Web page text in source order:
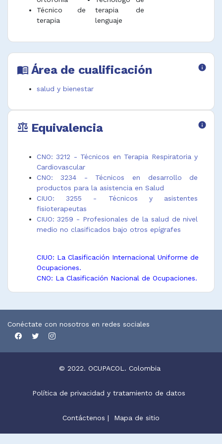
tratamiento respiratorio como oxígeno, aire
humidificado o medicamentos.
Técnico de
terapia
terapia de
lenguaje
menu_book Área de cualificación info
salud y bienestar
balance Equivalencia info
CNO: 3212 - Técnicos en Terapia Respiratoria y
Cardiovascular
CNO: 3234 - Técnicos en desarrollo de
productos para la asistencia en Salud
CIUO: 3255 - Técnicos y asistentes
fisioterapeutas
CIUO: 3259 - Profesionales de la salud de nivel
medio no clasificados bajo otros epígrafes
CIUO: La Clasificación Internacional Uniforme de
Ocupaciones.
CNO: La Clasificación Nacional de Ocupaciones.
Conéctate con nosotros en redes sociales
© 2022. OCUPACOL. Colombia
Política de privacidad y tratamiento de datos
Contáctenos | Mapa de sitio